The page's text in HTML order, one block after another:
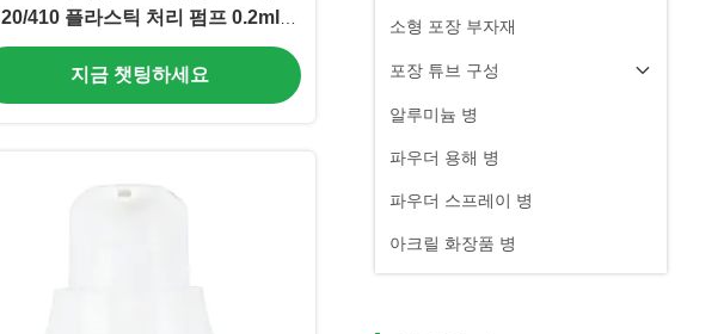
소형 포장 부자재
포장 튜브 구성
알루미늄 병
파우더 용해 병
파우더 스프레이 병
아크릴 화장품 병
20/410 플라스틱 처리 펌프 0.2ml
(MC-131)
지금 챗팅하세요